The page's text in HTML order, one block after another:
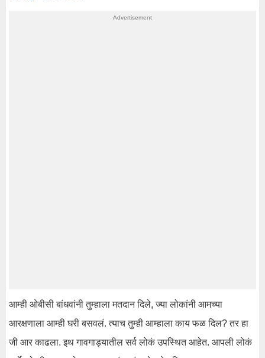
आम्ही ओबीसी बांधवांनी तुम्हाला मतदान दिले, ज्या लोकांनी आमच्या
आरक्षणाला आम्ही घरी बसवलं. त्याच तुम्ही आम्हाला काय फळ दिल? तर हा
जी आर काढला. इथ गावगाड्यातील सर्व लोकं उपस्थित आहेत. आपली लोकं